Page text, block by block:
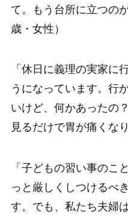
て。もう台所に立つの
歳・女性）
「休日に義理の実家に
うになっています。行
いけど、何かあったの
見るだけで胃が痛くな
「子どもの習い事のこ
っと厳しくしつけるべ
す。でも、私たち夫婦